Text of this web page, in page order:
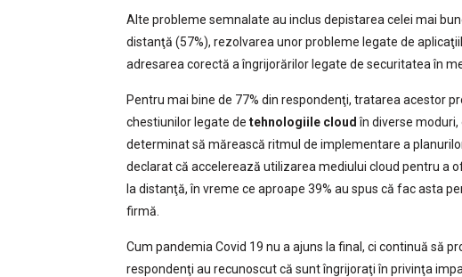
Alte probleme semnalate au inclus depistarea celei mai
distanţă (57%), rezolvarea unor probleme legate de
adresarea corectă a îngrijorărilor legate de securitatea în
Pentru mai bine de 77% din respondenţi, tratarea acestor
chestiunilor legate de tehnologiile cloud în diverse
determinat să mărească ritmul de implementare a
declarat că accelerează utilizarea mediului cloud pentru a
la distanţă, în vreme ce aproape 39% au spus că fac asta
firmă.
Cum pandemia Covid 19 nu a ajuns la final, ci continuă să
respondenţi au recunoscut că sunt îngrijoraţi în privinţa